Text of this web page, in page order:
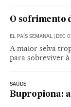
O sofrimento
EL PAÍS SEMANAL | DEC
A maior selva
para sobreviver à
SAÚDE
Bupropiona: